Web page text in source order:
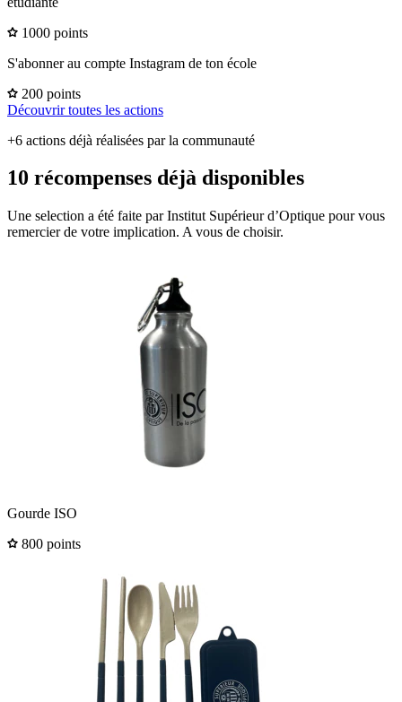
1000 points
S'abonner au compte Instagram de ton école
200 points
Découvrir toutes les actions
+6 actions déjà réalisées par la communauté
10 récompenses déjà disponibles
Une selection a été faite par Institut Supérieur d’Optique pour vous
remercier de votre implication. A vous de choisir.
Gourde ISO
800 points